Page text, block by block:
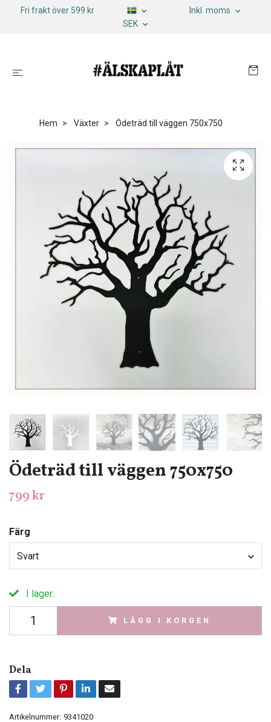
Fri frakt över 599 kr
Inkl. moms
SEK
Hem Växter Ödeträd till väggen 750x750
Ödeträd till väggen 750x750
799 kr
Färg
Svart
I lager.
LÄGG I KORGEN
Dela
Artikelnummer: 9341020